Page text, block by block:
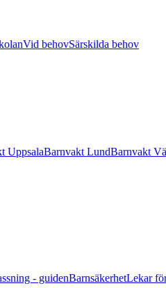
Vid behovSärskilda behov
UppsalaBarnvakt LundBarnvakt
- guidenBarnsäkerhetLekar